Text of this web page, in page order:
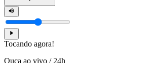
Tocando agora!
Ouça ao vivo / 24h